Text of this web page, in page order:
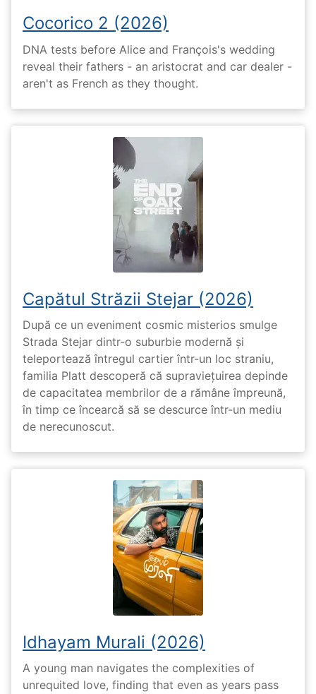
Cocorico 2 (2026)
DNA tests before Alice and François's wedding
reveal their fathers - an aristocrat and car dealer -
aren't as French as they thought.
Capătul Străzii Stejar (2026)
După ce un eveniment cosmic misterios smulge
Strada Stejar dintr-o suburbie modernă și
teleportează întregul cartier într-un loc straniu,
familia Platt descoperă că supraviețuirea depinde
de capacitatea membrilor de a rămâne împreună,
în timp ce încearcă să se descurce într-un mediu
de nerecunoscut.
Idhayam Murali (2026)
A young man navigates the complexities of
unrequited love, finding that even as years pass